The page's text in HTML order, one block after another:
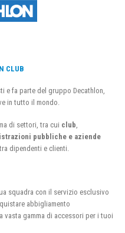
CLUB
e fa parte del gruppo Decathlon,
in tutto il mondo.
di settori, tra cui club
pubbliche e aziende
dipendenti e clienti.
squadra con il servizio esclusivo
abbigliamento
gamma di accessori per i tuoi